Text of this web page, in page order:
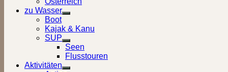
zu Wasser
Show
sub
menu
Boot
Kajak & Kanu
SUP
Show
sub
menu
Seen
Flusstouren
Aktivitäten